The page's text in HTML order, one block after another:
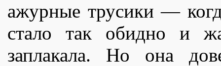
ажурные трусики —
стало так обидно и
заплакала. Но она